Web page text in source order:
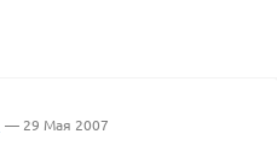
— 29 Мая 2007